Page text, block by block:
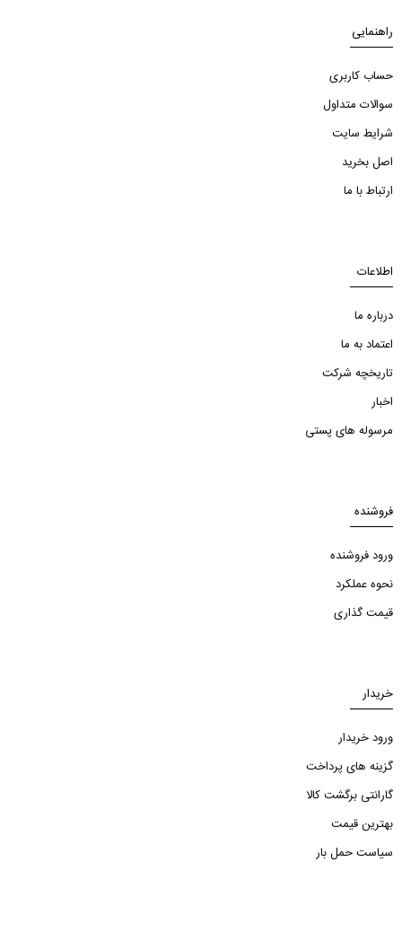
راهنمایی
حساب کاربری
سوالات متداول
شرایط سایت
اصل بخرید
ارتباط با ما
اطلاعات
درباره ما
اعتماد به ما
تاریخچه شرکت
اخبار
مرسوله های پستی
فروشنده
ورود فروشنده
نحوه عملکرد
قیمت گذاری
خریدار
ورود خریدار
گزینه های پرداخت
گارانتی برگشت کالا
بهترین قیمت
سیاست حمل بار